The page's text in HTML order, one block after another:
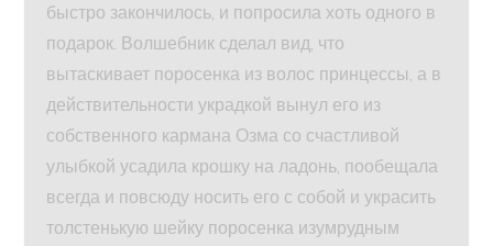
быстро закончилось, и попросила хоть одного в
подарок. Волшебник сделал вид, что
вытаскивает поросенка из волос принцессы, а в
действительности украдкой вынул его из
собственного кармана Озма со счастливой
улыбкой усадила крошку на ладонь, пообещала
всегда и повсюду носить его с собой и украсить
толстенькую шейку поросенка изумрудным